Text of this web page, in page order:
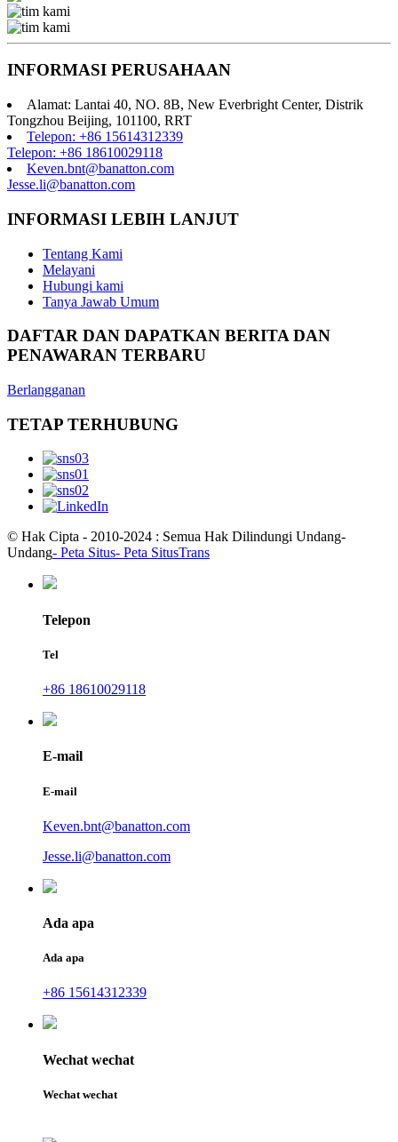
INFORMASI PERUSAHAAN
Alamat: Lantai 40, NO. 8B, New Everbright Center, Distrik
Tongzhou Beijing, 101100, RRT
Telepon: +86 15614312339
Telepon: +86 18610029118
Keven.bnt@banatton.com
Jesse.li@banatton.com
INFORMASI LEBIH LANJUT
Tentang Kami
Melayani
Hubungi kami
Tanya Jawab Umum
DAFTAR DAN DAPATKAN BERITA DAN
PENAWARAN TERBARU
Berlangganan
TETAP TERHUBUNG
© Hak Cipta - 2010-2024 : Semua Hak Dilindungi Undang-
Undang- Peta Situs- Peta SitusTrans
Telepon
Tel
+86 18610029118
E-mail
E-mail
Keven.bnt@banatton.com
Jesse.li@banatton.com
Ada apa
Ada apa
+86 15614312339
Wechat wechat
Wechat wechat